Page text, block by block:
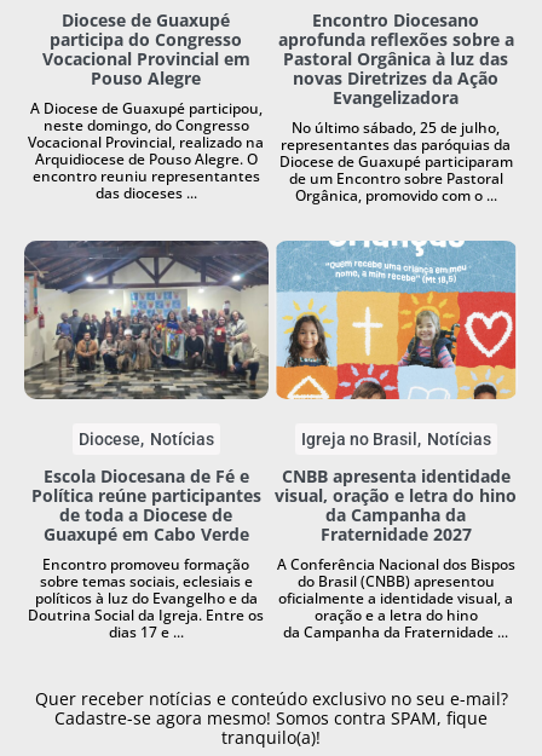
Diocese de Guaxupé
participa do Congresso
Vocacional Provincial em
Pouso Alegre
A Diocese de Guaxupé participou,
neste domingo, do Congresso
Vocacional Provincial, realizado na
Arquidiocese de Pouso Alegre. O
encontro reuniu representantes
das dioceses ...
Encontro Diocesano
aprofunda reflexões sobre a
Pastoral Orgânica à luz das
novas Diretrizes da Ação
Evangelizadora
No último sábado, 25 de julho,
representantes das paróquias da
Diocese de Guaxupé participaram
de um Encontro sobre Pastoral
Orgânica, promovido com o ...
Diocese Notícias
Escola Diocesana de Fé e
Política reúne participantes
de toda a Diocese de
Guaxupé em Cabo Verde
Encontro promoveu formação
sobre temas sociais, eclesiais e
políticos à luz do Evangelho e da
Doutrina Social da Igreja. Entre os
dias 17 e ...
Igreja no Brasil Notícias
CNBB apresenta identidade
visual, oração e letra do hino
da Campanha da
Fraternidade 2027
A Conferência Nacional dos Bispos
do Brasil (CNBB) apresentou
oficialmente a identidade visual, a
oração e a letra do hino
da Campanha da Fraternidade ...
Quer receber notícias e conteúdo exclusivo no seu e-mail?
Cadastre-se agora mesmo! Somos contra SPAM, fique
tranquilo(a)!